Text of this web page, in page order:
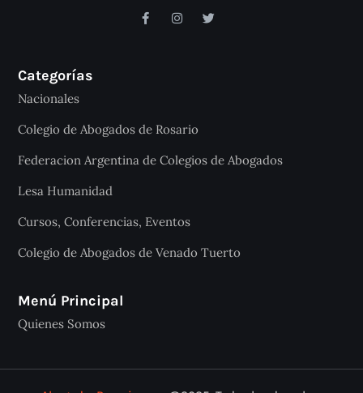
Categorías
Nacionales
Colegio de Abogados de Rosario
Federacion Argentina de Colegios de Abogados
Lesa Humanidad
Cursos, Conferencias, Eventos
Colegio de Abogados de Venado Tuerto
Menú Principal
Quienes Somos